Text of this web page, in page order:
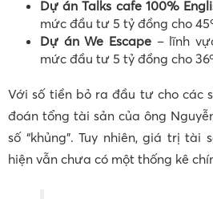
Dự án Talks cafe 100%
mức đầu tư 5 tỷ đồng cho
Dự án We Escape– lĩnh
mức đầu tư 5 tỷ đồng cho
Với số tiền bỏ ra đầu tư cho các
đoán tổng tài sản của ông
số “khủng”. Tuy nhiên, giá trị tài
hiện vẫn chưa có một thống kê